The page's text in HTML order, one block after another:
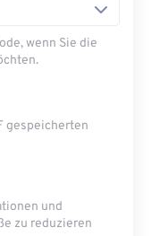
wenn Sie die
​​gespeicherten
und
zu reduzieren